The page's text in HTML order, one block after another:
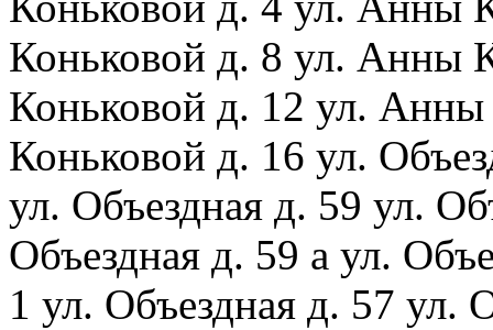
Коньковой д. 8 ул. Анны
Коньковой д. 12 ул.
Коньковой д. 16 ул.
ул. Объездная д. 59 ул.
Объездная д. 59 а ул.
1 ул. Объездная д. 57 ул.